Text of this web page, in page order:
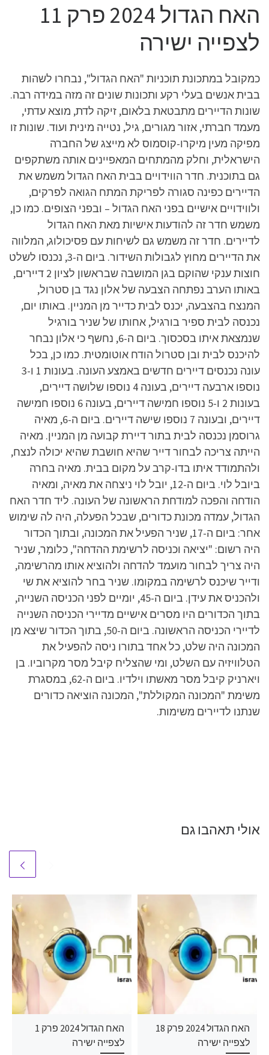
האח הגדול 2024 פרק 11
לצפייה ישירה
כמקובל במתכונת תוכניות "האח הגדול", נבחרו לשהות
בבית אנשים בעלי רקע ותכונות שונים זה מזה במידה רבה.
שונות הדיירים מתבטאת בלאום, זיקה לדת, מוצא עדתי,
מעמד חברתי, אזור מגורים, גיל, נטייה מינית ועוד. שונות זו
מפיקה מעין מיקרו-קוסמוס לא מייצג של החברה
הישראלית, וחלק מהמתחים המאפיינים אותה משתקפים
גם בתוכנית. חדר הווידויים בבית האח הגדול משמש את
הדיירים כפינה סגורה לפריקת המתח הגואה לפרקים,
ולווידויים אישיים בפני האח הגדול – ובפני הצופים. כמו כן,
משמש חדר זה להודעות אישיות מאת האח הגדול
לדיירים. חדר זה משמש גם לשיחות עם פסיכולוג, המלווה
את הדיירים מחוץ לגבולות השידור. ביום ה-3, נכנסו לשלט
חוצות ענקי שהוקם בגן המושבה שבראשון לציון 2 דיירים,
באותו הערב נפתחה הצבעה של אלון נגד בן סטרול,
המנצח בהצבעה, יכנס לבית כדייר מן המניין. באותו יום,
נכנסה לבית ספיר בורגיל, אחותו של שניר בורגיל
שנמצאת איתו בסכסוך. ביום ה-6, נחשף כי אלון נבחר
להיכנס לבית ובן סטרול הודח אוטומטית. כמו כן, בכל
עונה נכנסים דיירים חדשים באמצע העונה. בעונות 1 ו-3
נוספו ארבעה דיירים, בעונה 4 נוספו שלושה דיירים,
בעונות 2 ו-5 נוספו חמישה דיירים, בעונה 6 נוספו חמישה
דיירים, ובעונה 7 נוספו שישה דיירים. ביום ה-6, מאיה
גרוסמן נכנסה לבית בתור דיירת קבועה מן המניין. מאיה
הייתה צריכה לבחור דייר שהיא חושבת שהיא יכולה לנצח,
ולהתמודד איתו בדו-קרב על מקום בבית. מאיה בחרה
ביובל לוי. ביום ה-12, יובל לוי ניצחה את מאיה, ומאיה
הודחה והפכה למודחת הראשונה של העונה. ליד חדר האח
הגדול, עמדה מכונת כדורים, שבכל הפעלה, היה לה שימוש
אחר: ביום ה-17, שניר הפעיל את המכונה, ובתוך הכדור
היה רשום: "יציאה וכניסה לרשימת ההדחה", כלומר, שניר
היה צריך לבחור מועמד להדחה ולהוציא אותו מהרשימה,
ודייר שיכנס לרשימה במקומו. שניר בחר להוציא את שי
ולהכניס את עידן. ביום ה-45, יומיים לפני הכניסה השנייה,
בתוך הכדורים היו מסרים אישיים מדיירי הכניסה השנייה
לדיירי הכניסה הראשונה. ביום ה-50, בתוך הכדור שיצא מן
המכונה היה שלט, כל אחד בתורו ניסה להפעיל את
הטלוויזיה עם השלט, ומי שהצליח קיבל מסר מקרוביו. בן
ויארניק קיבל מסר מאשתו וילדיו. ביום ה-62, במסגרת
משימת "המכונה המקוללת", המכונה הוציאה כדורים
שנתנו לדיירים משימות.
אולי תאהבו גם
האח הגדול 2024 פרק 1
לצפייה ישירה
האח הגדול 2024 פרק 18
לצפייה ישירה